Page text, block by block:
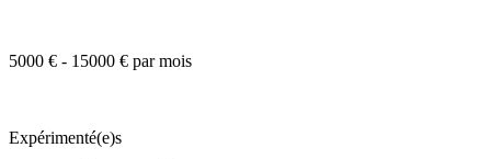
5000 € - 15000 € par mois
Expérimenté(e)s